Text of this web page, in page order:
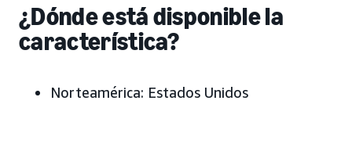
¿Dónde está disponible la
característica?
Norteamérica: Estados Unidos